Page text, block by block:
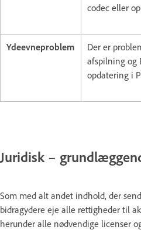
codec eller
Ydeevneproblem
Der er
afspilning og
opdatering i
Juridisk –
Som med alt andet indhold, der
bidragydere eje alle rettigheder til
herunder alle nødvendige licenser